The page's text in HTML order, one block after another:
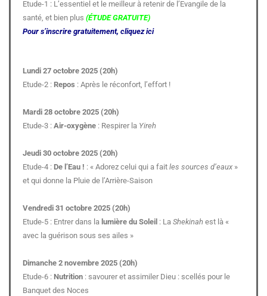
Etude-1 : L’essentiel et le meilleur à retenir de l’Evangile de la
santé, et bien plus (ÉTUDE GRATUITE)
Pour s’inscrire gratuitement, cliquez ici
Lundi 27 octobre 2025 (20h)
Etude-2 : Repos : Après le réconfort, l’effort !
Mardi 28 octobre 2025 (20h)
Etude-3 : Air-oxygène : Respirer la Yireh
Jeudi 30 octobre 2025 (20h)
Etude-4 : De l’Eau ! : « Adorez celui qui a fait les sources d’eaux »
et qui donne la Pluie de l’Arrière-Saison
Vendredi 31 octobre 2025 (20h)
Etude-5 : Entrer dans la lumière du Soleil : La Shekinah est là «
avec la guérison sous ses ailes »
Dimanche 2 novembre 2025 (20h)
Etude-6 : Nutrition : savourer et assimiler Dieu : scellés pour le
Banquet des Noces